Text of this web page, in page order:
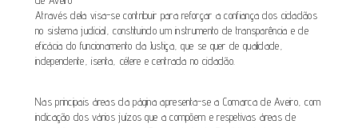
Através dela visa-se contribuir para reforçar a confiança dos cidadãos
no sistema judicial, constituindo um instrumento de transparência e de
eficácia do funcionamento da Justiça, que se quer de qualidade,
independente, isenta, célere e centrada no cidadão.
Nas principais áreas da página apresenta-se a Comarca de Aveiro, com
indicação dos vários juízos que a compõem e respetivas áreas de